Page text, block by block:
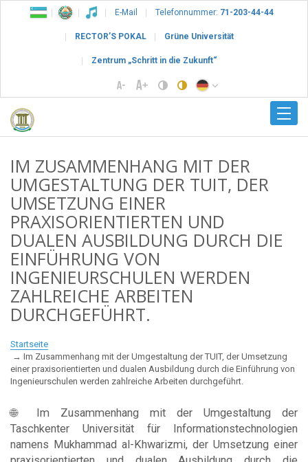
E-Mail Telefonnummer: 71-203-44-44
RECTOR’S POKAL Grüne Universität
Zentrum „Schritt in die Zukunft“
IM ZUSAMMENHANG MIT DER
UMGESTALTUNG DER TUIT, DER
UMSETZUNG EINER
PRAXISORIENTIERTEN UND
DUALEN AUSBILDUNG DURCH DIE
EINFÜHRUNG VON
INGENIEURSCHULEN WERDEN
ZAHLREICHE ARBEITEN
DURCHGEFÜHRT.
Startseite
Im Zusammenhang mit der Umgestaltung der TUIT, der Umsetzung
einer praxisorientierten und dualen Ausbildung durch die Einführung von
Ingenieurschulen werden zahlreiche Arbeiten durchgeführt.
🌐 Im Zusammenhang mit der Umgestaltung der
Taschkenter Universität für Informationstechnologien
namens Mukhammad al-Khwarizmi, der Umsetzung einer